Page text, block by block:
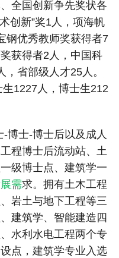
全国创新争先奖状各
创新”奖1人，项海帆
钢优秀教师奖获得者7
获得者2人，中国科
省部级人才25人。
1227人，博士生212
博士-博士后以及成人
程博士后流动站、土
级博士点、建筑学一
需求。拥有土木工程
岩土与地下工程等三
建筑学、智能建造四
水利水电工程两个专
点，建筑学专业入选